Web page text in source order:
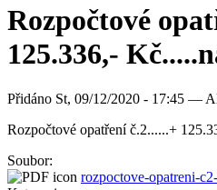
Rozpočtové
125.336,-
Přidáno St, 09/12/2020 - 17:45 —
Rozpočtové opatření č.2......+
Soubor:
rozpoctove-opatreni-